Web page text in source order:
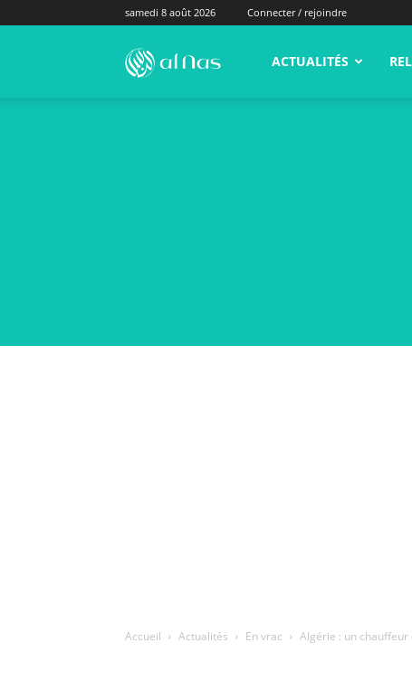
samedi 8 août 2026 Connecter / rejoindre
alNas.fr ACTUALITÉS
Accueil Actualités En vrac Algérie : un chauffeur